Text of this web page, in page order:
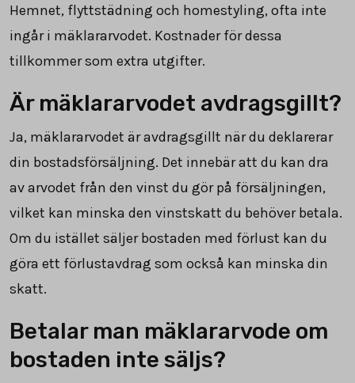
Hemnet, flyttstädning och homestyling, ofta inte
ingår i mäklararvodet. Kostnader för dessa
tillkommer som extra utgifter.
Är mäklararvodet avdragsgillt?
Ja, mäklararvodet är avdragsgillt när du deklarerar
din bostadsförsäljning. Det innebär att du kan dra
av arvodet från den vinst du gör på försäljningen,
vilket kan minska den vinstskatt du behöver betala.
Om du istället säljer bostaden med förlust kan du
göra ett förlustavdrag som också kan minska din
skatt.
Betalar man mäklararvode om
bostaden inte säljs?